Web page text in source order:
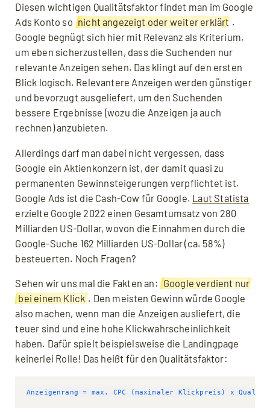
Diesen wichtigen Qualitätsfaktor findet man im Google
Ads Konto so nicht angezeigt oder weiter erklärt .
Google begnügt sich hier mit Relevanz als Kriterium,
um eben sicherzustellen, dass die Suchenden nur
relevante Anzeigen sehen. Das klingt auf den ersten
Blick logisch. Relevantere Anzeigen werden günstiger
und bevorzugt ausgeliefert, um den Suchenden
bessere Ergebnisse (wozu die Anzeigen ja auch
rechnen) anzubieten.
Allerdings darf man dabei nicht vergessen, dass
Google ein Aktienkonzern ist, der damit quasi zu
permanenten Gewinnsteigerungen verpflichtet ist.
Google Ads ist die Cash-Cow für Google. Laut Statista
erzielte Google 2022 einen Gesamtumsatz von 280
Milliarden US-Dollar, wovon die Einnahmen durch die
Google-Suche 162 Milliarden US-Dollar (ca. 58%)
besteuerten. Noch Fragen?
Sehen wir uns mal die Fakten an: Google verdient nur
bei einem Klick . Den meisten Gewinn würde Google
also machen, wenn man die Anzeigen ausliefert, die
teuer sind und eine hohe Klickwahrscheinlichkeit
haben. Dafür spielt beispielsweise die Landingpage
keinerlei Rolle! Das heißt für den Qualitätsfaktor:
Anzeigenrang = max. CPC (maximaler Klickpreis) x